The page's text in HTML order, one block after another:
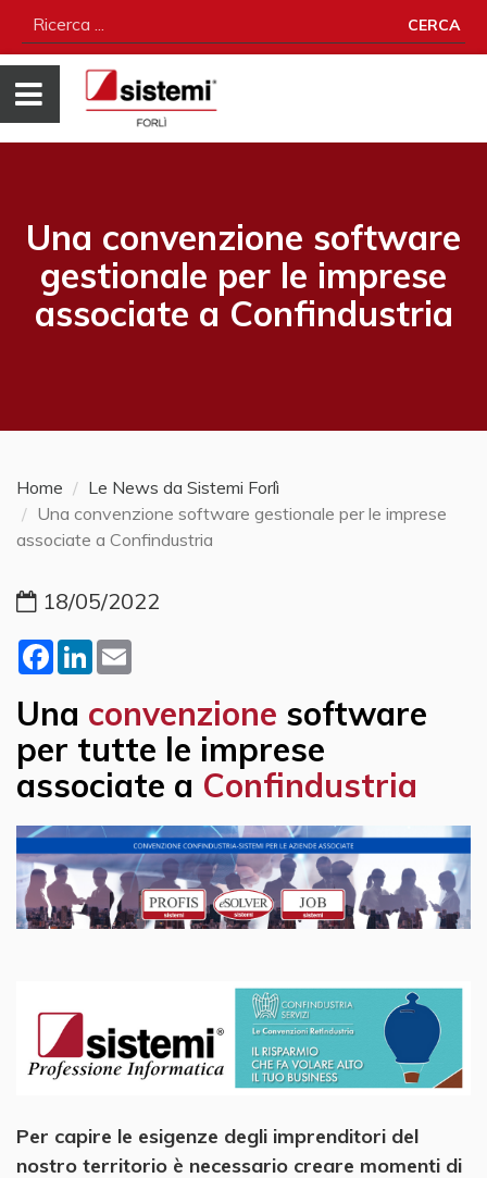
CERCA
Una convenzione software
gestionale per le imprese
associate a Confindustria
Home
Le News da Sistemi Forlì
Una convenzione software gestionale per le imprese
associate a Confindustria
18/05/2022
Facebook
LinkedIn
Una convenzione software
per tutte le imprese
associate a Confindustria
Per capire le esigenze degli imprenditori del
nostro territorio è necessario creare momenti di